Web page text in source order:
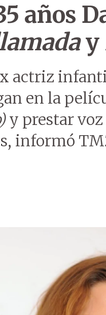
años
y
actriz
en la
y prestar voz
informó